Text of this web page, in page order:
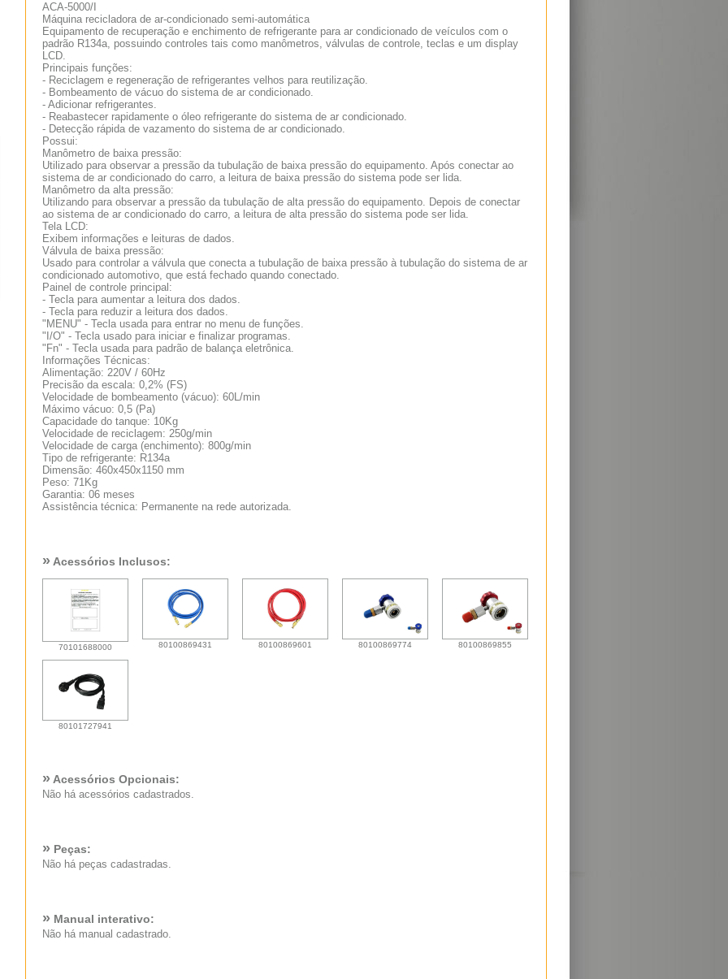
ACA-5000/I
Máquina recicladora de ar-condicionado semi-automática
Equipamento de recuperação e enchimento de refrigerante para ar condicionado de veículos com o
padrão R134a, possuindo controles tais como manômetros, válvulas de controle, teclas e um display
LCD.
Principais funções:
- Reciclagem e regeneração de refrigerantes velhos para reutilização.
- Bombeamento de vácuo do sistema de ar condicionado.
- Adicionar refrigerantes.
- Reabastecer rapidamente o óleo refrigerante do sistema de ar condicionado.
- Detecção rápida de vazamento do sistema de ar condicionado.
Possui:
Manômetro de baixa pressão:
Utilizado para observar a pressão da tubulação de baixa pressão do equipamento. Após conectar ao
sistema de ar condicionado do carro, a leitura de baixa pressão do sistema pode ser lida.
Manômetro da alta pressão:
Utilizando para observar a pressão da tubulação de alta pressão do equipamento. Depois de conectar
ao sistema de ar condicionado do carro, a leitura de alta pressão do sistema pode ser lida.
Tela LCD:
Exibem informações e leituras de dados.
Válvula de baixa pressão:
Usado para controlar a válvula que conecta a tubulação de baixa pressão à tubulação do sistema de ar
condicionado automotivo, que está fechado quando conectado.
Painel de controle principal:
- Tecla para aumentar a leitura dos dados.
- Tecla para reduzir a leitura dos dados.
"MENU" - Tecla usada para entrar no menu de funções.
"I/O" - Tecla usado para iniciar e finalizar programas.
"Fn" - Tecla usada para padrão de balança eletrônica.
Informações Técnicas:
Alimentação: 220V / 60Hz
Precisão da escala: 0,2% (FS)
Velocidade de bombeamento (vácuo): 60L/min
Máximo vácuo: 0,5 (Pa)
Capacidade do tanque: 10Kg
Velocidade de reciclagem: 250g/min
Velocidade de carga (enchimento): 800g/min
Tipo de refrigerante: R134a
Dimensão: 460x450x1150 mm
Peso: 71Kg
Garantia: 06 meses
Assistência técnica: Permanente na rede autorizada.
»Acessórios Inclusos:
70101688000 80100869431 80100869601 80100869774 80100869855
80101727941
»Acessórios Opcionais:
Não há acessórios cadastrados.
»Peças:
Não há peças cadastradas.
»Manual interativo:
Não há manual cadastrado.